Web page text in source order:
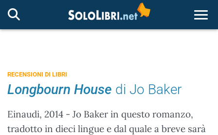
RECENSIONI DI LIBRI
Longbourn House di Jo Baker
Einaudi, 2014 - Jo Baker in questo romanzo,
tradotto in dieci lingue e dal quale a breve sarà